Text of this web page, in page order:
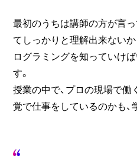
最初のうちは講師の方が言
てしっかりと理解出来ない
ログラミングを知っていけ
す。
授業の中で、プロの現場で
覚で仕事をしているのかも、